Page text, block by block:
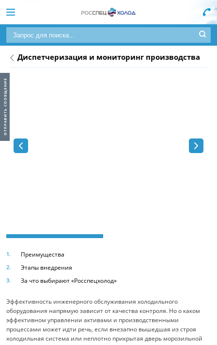
Диспетчеризация и мониторинг производства
Преимущества
Этапы внедрения
За что выбирают «Росспецхолод»
Эффективность инженерного обслуживания холодильного
оборудования напрямую зависит от качества контроля. Но о каком
эффективном управлении активами и производственными
процессами может идти речь, если внезапно вышедшая из строя
холодильная система или неплотно прикрытая дверь морозильной